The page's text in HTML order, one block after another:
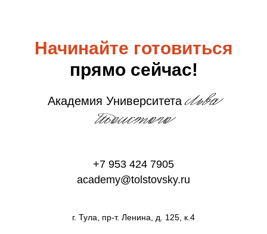
Начинайте готовиться
прямо сейчас!
Академия УниверситетаЛьва
Толстого
+7 953 424 7905
academy@tolstovsky.ru
г. Тула, пр-т. Ленина, д. 125, к.4